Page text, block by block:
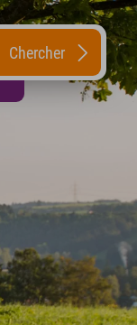
Chercher